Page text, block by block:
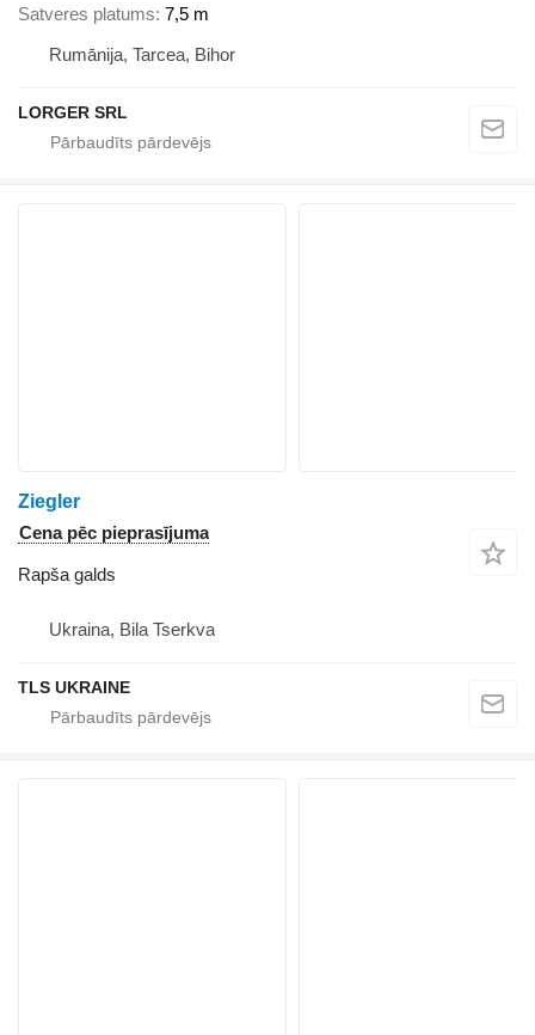
Satveres platums 7,5 m
Rumānija, Tarcea, Bihor
LORGER SRL
Ziegler
Cena pēc pieprasījuma
Rapša galds
Ukraina, Bila Tserkva
TLS UKRAINE